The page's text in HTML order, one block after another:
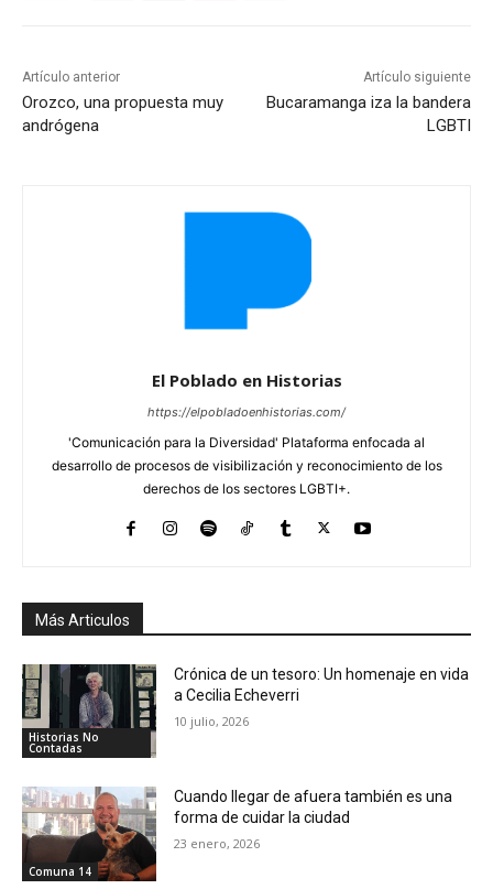
Artículo anterior
Orozco, una propuesta muy
andrógena
Artículo siguiente
Bucaramanga iza la bandera
LGBTI
El Poblado en Historias
https://elpobladoenhistorias.com/
'Comunicación para la Diversidad' Plataforma enfocada al
desarrollo de procesos de visibilización y reconocimiento de los
derechos de los sectores LGBTI+.
Más Articulos
Historias No
Contadas
Crónica de un tesoro: Un homenaje en vida
a Cecilia Echeverri
10 julio, 2026
Comuna 14
Cuando llegar de afuera también es una
forma de cuidar la ciudad
23 enero, 2026